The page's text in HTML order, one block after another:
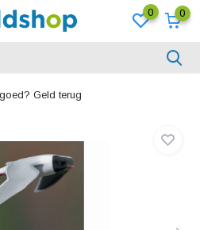
0 0
Geld terug